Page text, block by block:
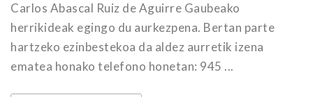
Carlos Abascal Ruiz de Aguirre Gaubeako
herrikideak egingo du aurkezpena. Bertan parte
hartzeko ezinbestekoa da aldez aurretik izena
ematea honako telefono honetan: 945 ...